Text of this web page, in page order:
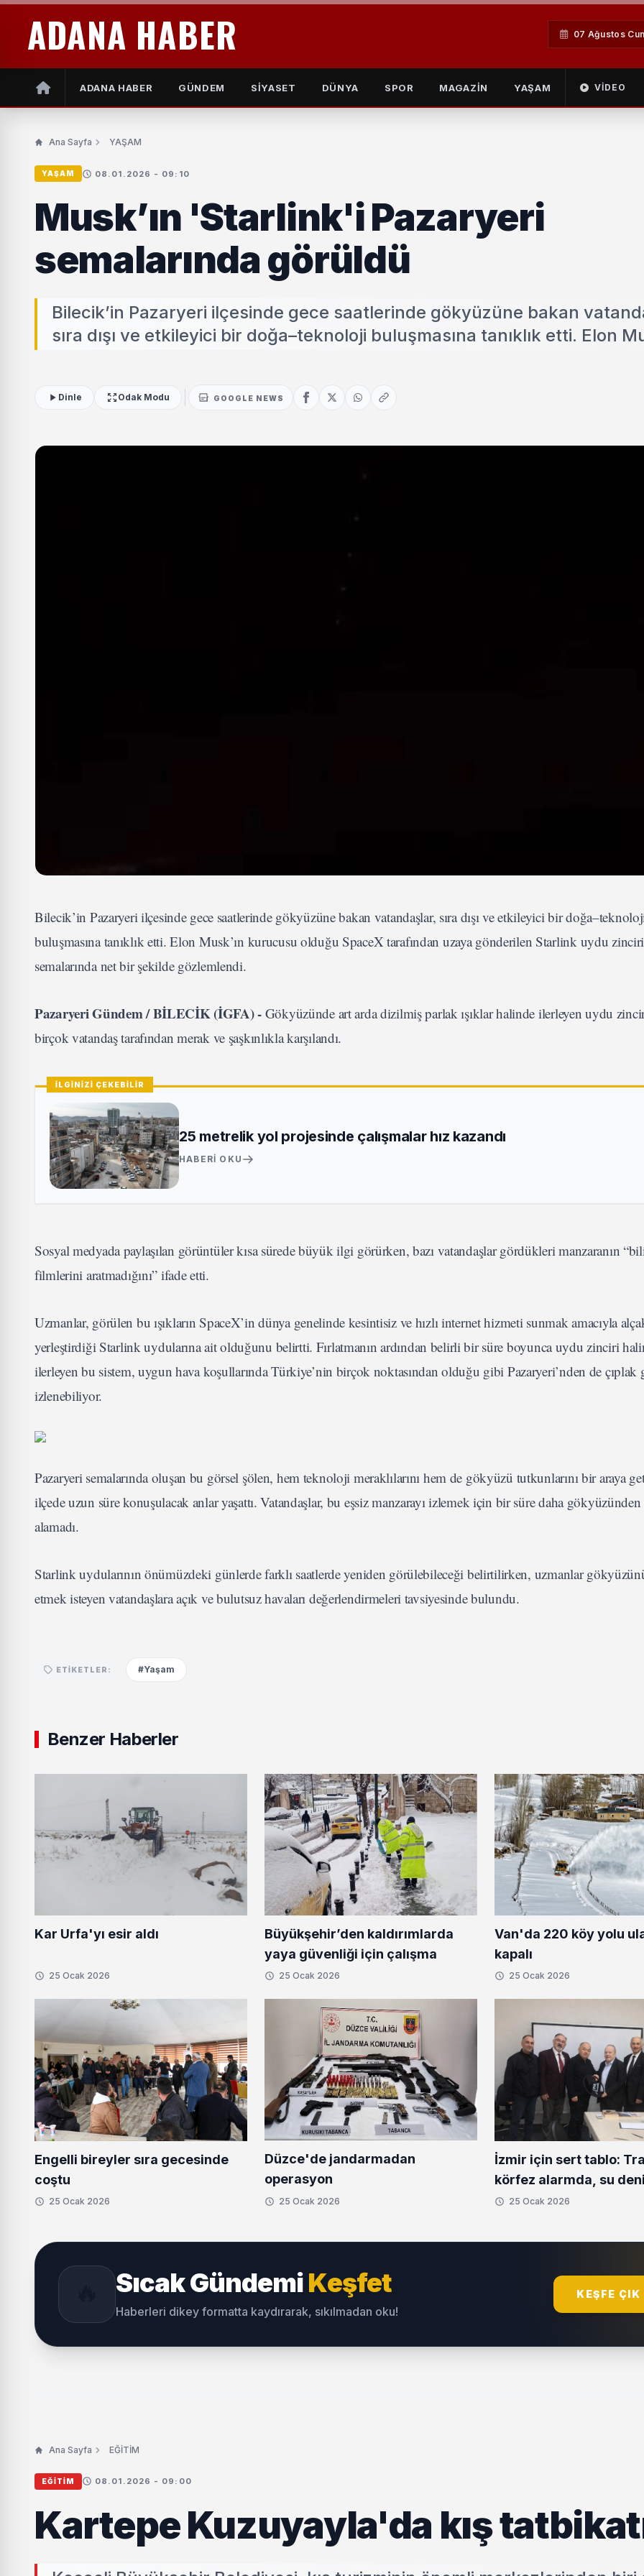
ADANA HABER 07 Ağustos
ADANA HABER GÜNDEM SİYASET DÜNYA SPOR MAGAZİN YAŞAM VIDEO
Ana Sayfa YAŞAM
YAŞAM 08.01.2026 - 09:10
Musk’ın 'Starlink'i Pazaryeri
semalarında görüldü
Bilecik’in Pazaryeri ilçesinde gece saatlerinde gökyüzüne bakan
sıra dışı ve etkileyici bir doğa–teknoloji buluşmasına tanıklık etti. Elon
Dinle Odak Modu GOOGLE NEWS
Bilecik’in Pazaryeri ilçesinde gece saatlerinde gökyüzüne bakan vatandaşlar, sıra dışı ve etkileyici bir
buluşmasına tanıklık etti. Elon Musk’ın kurucusu olduğu SpaceX tarafından uzaya gönderilen Starlink uydu
semalarında net bir şekilde gözlemlendi.
Pazaryeri Gündem / BİLECİK (İGFA) - Gökyüzünde art arda dizilmiş parlak ışıklar halinde ilerleyen uydu
birçok vatandaş tarafından merak ve şaşkınlıkla karşılandı.
İLGİNİZİ ÇEKEBİLİR
25 metrelik yol projesinde çalışmalar hız kazandı
HABERI OKU
Sosyal medyada paylaşılan görüntüler kısa sürede büyük ilgi görürken, bazı vatandaşlar gördükleri manzaranın
filmlerini aratmadığını” ifade etti.
Uzmanlar, görülen bu ışıkların SpaceX’in dünya genelinde kesintisiz ve hızlı internet hizmeti sunmak amacıyla
yerleştirdiği Starlink uydularına ait olduğunu belirtti. Fırlatmanın ardından belirli bir süre boyunca uydu zinciri
ilerleyen bu sistem, uygun hava koşullarında Türkiye’nin birçok noktasından olduğu gibi Pazaryeri’nden de çıplak
izlenebiliyor.
Pazaryeri semalarında oluşan bu görsel şölen, hem teknoloji meraklılarını hem de gökyüzü tutkunlarını bir araya
ilçede uzun süre konuşulacak anlar yaşattı. Vatandaşlar, bu eşsiz manzarayı izlemek için bir süre daha
alamadı.
Starlink uydularının önümüzdeki günlerde farklı saatlerde yeniden görülebileceği belirtilirken, uzmanlar
etmek isteyen vatandaşlara açık ve bulutsuz havaları değerlendirmeleri tavsiyesinde bulundu.
ETIKETLER: #Yaşam
Benzer Haberler
Kar Urfa'yı esir aldı
25 Ocak 2026
Büyükşehir’den kaldırımlarda
yaya güvenliği için çalışma
25 Ocak 2026
Van'da 220 köy yolu
kapalı
25 Ocak 2026
Engelli bireyler sıra gecesinde
coştu
25 Ocak 2026
Düzce'de jandarmadan
operasyon
25 Ocak 2026
İzmir için sert tablo:
körfez alarmda, su
25 Ocak 2026
Sıcak GündemiKeşfet
Haberleri dikey formatta kaydırarak, sıkılmadan oku!
KEŞFE ÇIK
Ana Sayfa EĞİTİM
EĞİTİM 08.01.2026 - 09:00
Kartepe Kuzuyayla'da kış